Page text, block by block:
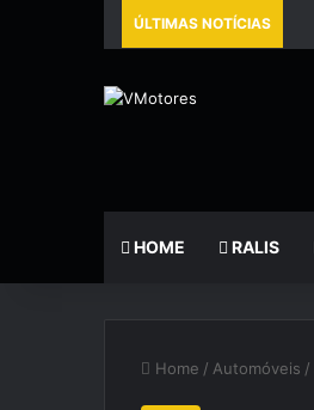
ÚLTIMAS NOTÍCIAS
HOME RALIS
Home / Automóveis /